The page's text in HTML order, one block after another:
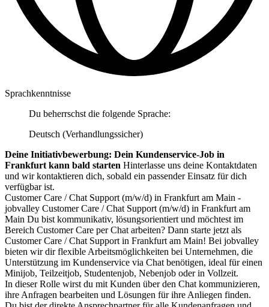
Sprachkenntnisse
Du beherrschst die folgende Sprache:
Deutsch (Verhandlungssicher)
Deine Initiativbewerbung: Dein Kundenservice-Job in
Frankfurt kann bald starten Hinterlasse uns deine Kontaktdaten
und wir kontaktieren dich, sobald ein passender Einsatz für dich
verfügbar ist.
Customer Care / Chat Support (m/w/d) in Frankfurt am Main -
jobvalley Customer Care / Chat Support (m/w/d) in Frankfurt am
Main Du bist kommunikativ, lösungsorientiert und möchtest im
Bereich Customer Care per Chat arbeiten? Dann starte jetzt als
Customer Care / Chat Support in Frankfurt am Main! Bei jobvalley
bieten wir dir flexible Arbeitsmöglichkeiten bei Unternehmen, die
Unterstützung im Kundenservice via Chat benötigen, ideal für einen
Minijob, Teilzeitjob, Studentenjob, Nebenjob oder in Vollzeit.
In dieser Rolle wirst du mit Kunden über den Chat kommunizieren,
ihre Anfragen bearbeiten und Lösungen für ihre Anliegen finden.